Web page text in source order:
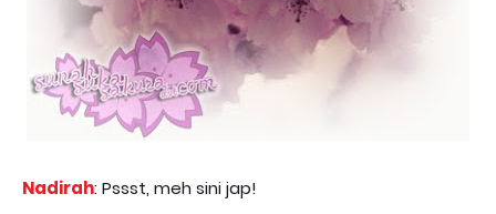
Nadirah: Pssst, meh sini jap!